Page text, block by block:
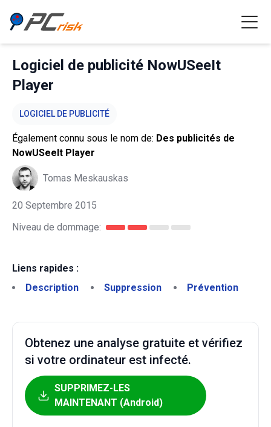
Logiciel de publicité NowUSeeIt
Player
LOGICIEL DE PUBLICITÉ
Également connu sous le nom de: Des publicités de
NowUSeeIt Player
Tomas Meskauskas
20 Septembre 2015
Niveau de dommage:
Liens rapides :
Description
Suppression Prévention
Obtenez une analyse gratuite et vérifiez
si votre ordinateur est infecté.
SUPPRIMEZ-LES
MAINTENANT (Android)